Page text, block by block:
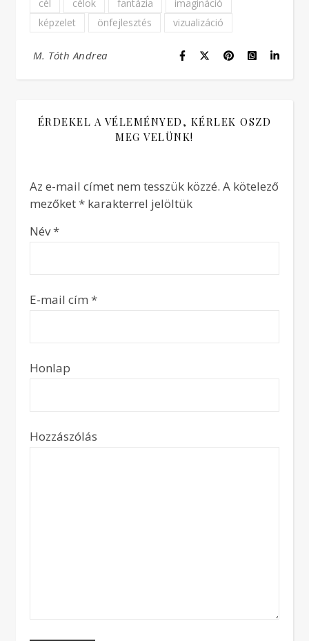
cél célok fantázia
imagináció
képzelet
önfejlesztés vizualizáció
M. Tóth Andrea
ÉRDEKEL A VÉLEMÉNYED, KÉRLEK OSZD
MEG VELÜNK!
Az e-mail címet nem tesszük közzé. A kötelező
mezőket* karakterrel jelöltük
Név*
E-mail cím *
Honlap
Hozzászólás